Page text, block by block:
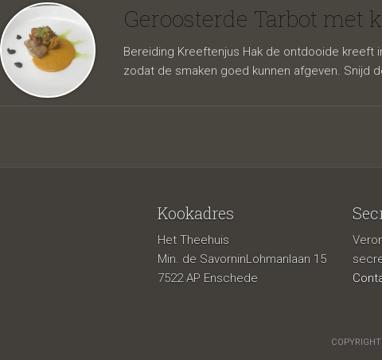
Geroosterde Tarbot met
Bereiding Kreeftenjus Hak de ontdooide kreeft
zodat de smaken goed kunnen afgeven. Snijd
Kookadres
Het Theehuis
Min. de SavorninLohmanlaan 15
7522 AP Enschede